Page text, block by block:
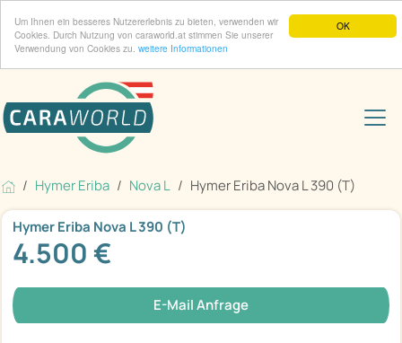
OK
Um Ihnen ein besseres Nutzererlebnis zu bieten, verwenden wir
Cookies. Durch Nutzung von caraworld.at stimmen Sie unserer
Verwendung von Cookies zu. weitere Informationen
Hymer Eriba Nova L Hymer Eriba Nova L 390 (T)
Hymer Eriba Nova L 390 (T)
4.500 €
E-Mail Anfrage